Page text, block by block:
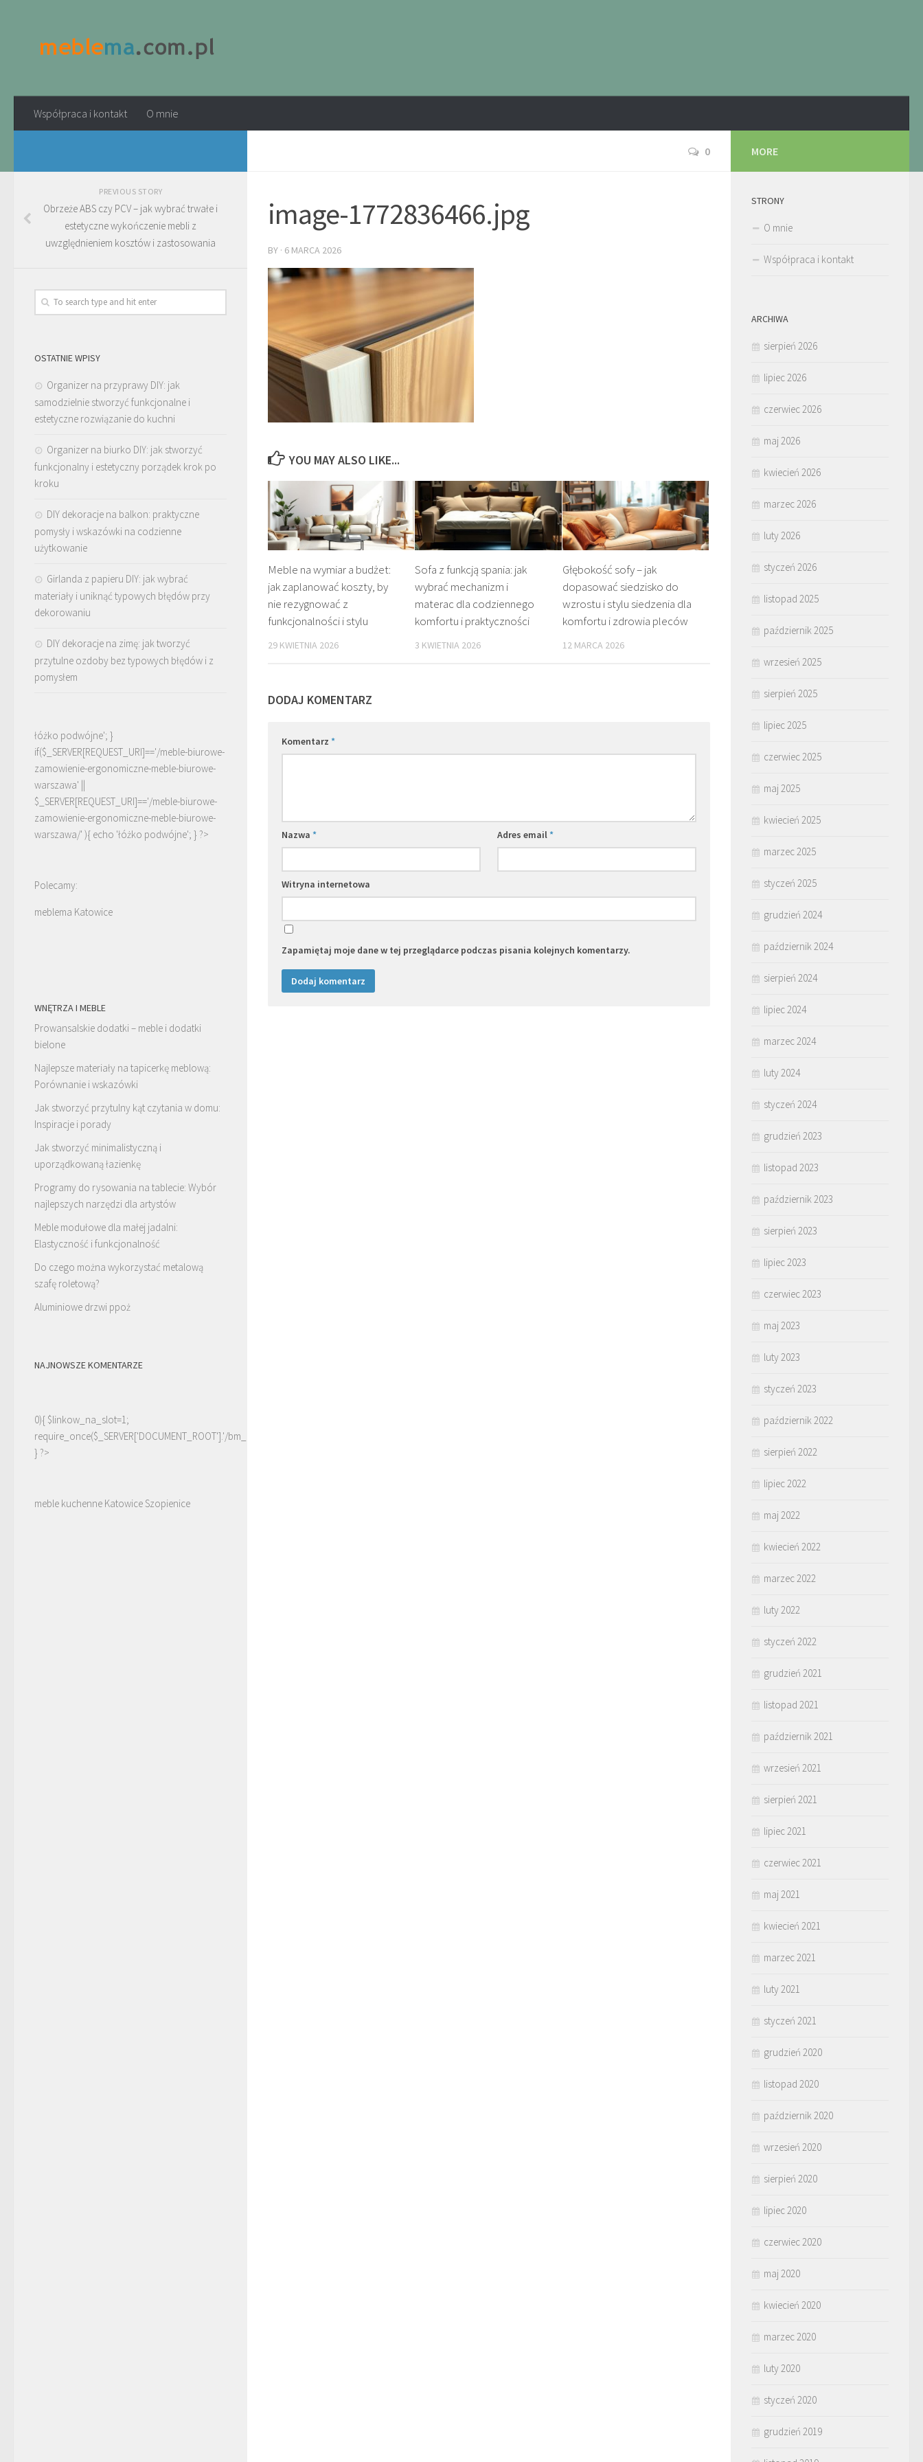
Współpraca i kontakt O mnie
0
image-1772836466.jpg
BY · 6 MARCA 2026
YOU MAY ALSO LIKE...
Meble na wymiar a budżet:
jak zaplanować koszty, by
nie rezygnować z
funkcjonalności i stylu
29 KWIETNIA 2026
Sofa z funkcją spania: jak
wybrać mechanizm i
materac dla codziennego
komfortu i praktyczności
3 KWIETNIA 2026
Głębokość sofy – jak
dopasować siedzisko do
wzrostu i stylu siedzenia dla
komfortu i zdrowia pleców
12 MARCA 2026
DODAJ KOMENTARZ
Komentarz *
Nazwa * Adres email*
Witryna internetowa
Zapamiętaj moje dane w tej przeglądarce podczas pisania kolejnych komentarzy.
PREVIOUS STORY
Obrzeże ABS czy PCV – jak wybrać trwałe i
estetyczne wykończenie mebli z
uwzględnieniem kosztów i zastosowania
OSTATNIE WPISY
Organizer na przyprawy DIY: jak
samodzielnie stworzyć funkcjonalne i
estetyczne rozwiązanie do kuchni
Organizer na biurko DIY: jak stworzyć
funkcjonalny i estetyczny porządek krok po
kroku
DIY dekoracje na balkon: praktyczne
pomysły i wskazówki na codzienne
użytkowanie
Girlanda z papieru DIY: jak wybrać
materiały i uniknąć typowych błędów przy
dekorowaniu
DIY dekoracje na zimę: jak tworzyć
przytulne ozdoby bez typowych błędów i z
pomysłem
łóżko podwójne'; }
if($_SERVER[REQUEST_URI]=='/meble-biurowe-
zamowienie-ergonomiczne-meble-biurowe-
warszawa' ||
$_SERVER[REQUEST_URI]=='/meble-biurowe-
zamowienie-ergonomiczne-meble-biurowe-
warszawa/' ){ echo 'łóżko podwójne'; } ?>
Polecamy:
meblema Katowice
WNĘTRZA I MEBLE
Prowansalskie dodatki – meble i dodatki
bielone
Najlepsze materiały na tapicerkę meblową:
Porównanie i wskazówki
Jak stworzyć przytulny kąt czytania w domu:
Inspiracje i porady
Jak stworzyć minimalistyczną i
uporządkowaną łazienkę
Programy do rysowania na tablecie: Wybór
najlepszych narzędzi dla artystów
Meble modułowe dla małej jadalni:
Elastyczność i funkcjonalność
Do czego można wykorzystać metalową
szafę roletową?
Aluminiowe drzwi ppoż
NAJNOWSZE KOMENTARZE
0){ $linkow_na_slot=1;
require_once($_SERVER['DOCUMENT_ROOT'].'/bm_linki.php');
} ?>
meble kuchenne Katowice Szopienice
MORE
STRONY
O mnie
Współpraca i kontakt
ARCHIWA
sierpień 2026
lipiec 2026
czerwiec 2026
maj 2026
kwiecień 2026
marzec 2026
luty 2026
styczeń 2026
listopad 2025
październik 2025
wrzesień 2025
sierpień 2025
lipiec 2025
czerwiec 2025
maj 2025
kwiecień 2025
marzec 2025
styczeń 2025
grudzień 2024
październik 2024
sierpień 2024
lipiec 2024
marzec 2024
luty 2024
styczeń 2024
grudzień 2023
listopad 2023
październik 2023
sierpień 2023
lipiec 2023
czerwiec 2023
maj 2023
luty 2023
styczeń 2023
październik 2022
sierpień 2022
lipiec 2022
maj 2022
kwiecień 2022
marzec 2022
luty 2022
styczeń 2022
grudzień 2021
listopad 2021
październik 2021
wrzesień 2021
sierpień 2021
lipiec 2021
czerwiec 2021
maj 2021
kwiecień 2021
marzec 2021
luty 2021
styczeń 2021
grudzień 2020
listopad 2020
październik 2020
wrzesień 2020
sierpień 2020
lipiec 2020
czerwiec 2020
maj 2020
kwiecień 2020
marzec 2020
luty 2020
styczeń 2020
grudzień 2019